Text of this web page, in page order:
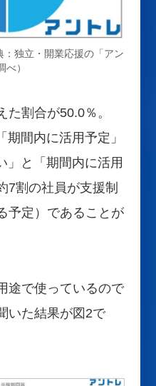
独立・開業応援の「アン
べ）
割合が50.0％。
期間内に活用予定」
」と「期間内に活用
7割の社員が支援制
予定）であることが
途で使っているので
いた結果が図2で